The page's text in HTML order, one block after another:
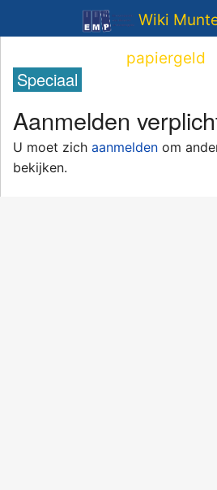
Wiki
papiergeld
Speciaal
Aanmelden
U moet zich aanmelden om
bekijken.